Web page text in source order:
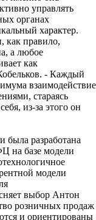
управлять
органах
характер.
как правило,
а любое
как
- Каждый
взаимодействие
стараясь
из-за этого он
была разработана
на базе модели
модели
выбор Антон
розничных продаж
и ориентированы